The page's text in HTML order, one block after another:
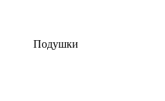
Подушки